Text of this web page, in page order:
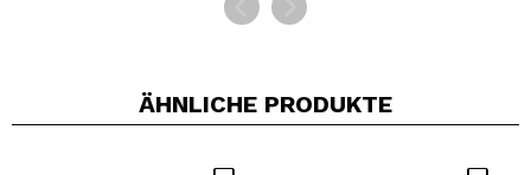
ÄHNLICHE PRODUKTE